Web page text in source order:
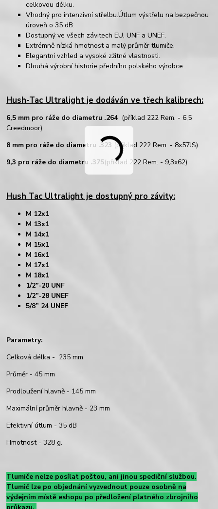
celkovou délku.
Vhodný pro intenzivní střelbu.Útlum výstřelu na bezpečnou
úroveň o 35 dB.
Dostupný ve všech závitech EU, UNF a UNEF.
Extrémně nízká hmotnost a malý průměr tlumiče.
Elegantní vzhled a vysoké zžitné vlastnosti.
Dlouhá výrobní historie předního polského výrobce.
Hush-Tac Ultralight je dodáván ve třech kalibrech:
6,5 mm pro ráže do diametru .264 (příklad 222 Rem. - 6,5
Creedmoor)
8 mm pro ráže do diametru .323 (příklad 222 Rem. - 8x57JS)
9,3 pro ráže do diametru .375(příklad 222 Rem. - 9,3x62)
Hush Tac Ultralight je dostupný pro závity:
M 12x1
M 13x1
M 14x1
M 15x1
M 16x1
M 17x1
M 18x1
1/2”-20 UNF
1/2”-28 UNEF
5/8” 24 UNEF
Parametry:
Celková délka - 235 mm
Průměr - 45 mm
Prodloužení hlavně - 145 mm
Maximální průměr hlavně - 23 mm
Efektivní útlum - 35 dB
Hmotnost - 328 g.
Tlumiče nelze posílat poštou, ani jinou spediční službou.
Tlumič lze po objednání vyzvednout pouze osobně na
výdejním místě eshopu po předložení platného zbrojního